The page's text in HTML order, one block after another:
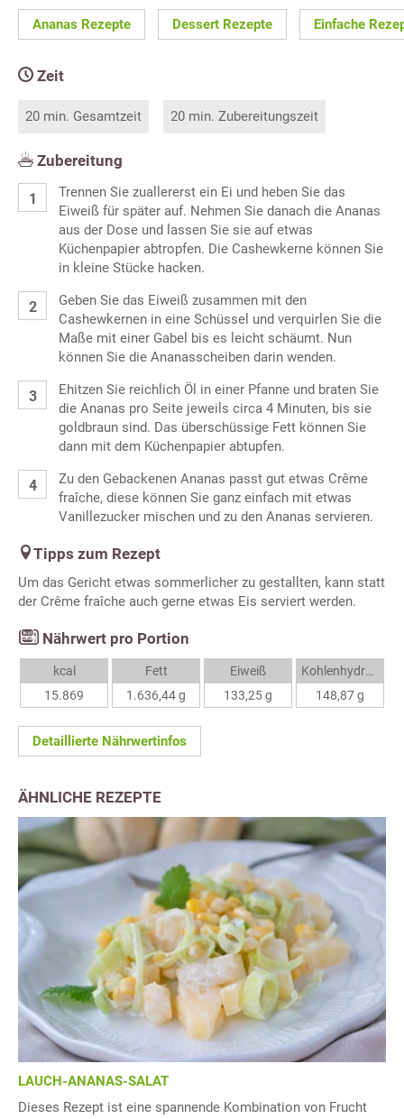
Ananas Rezepte Dessert Rezepte Einfache
Zeit
20 min. Gesamtzeit 20 min. Zubereitungszeit
Zubereitung
Trennen Sie zuallererst ein Ei und heben Sie das
Eiweiß für später auf. Nehmen Sie danach die Ananas
aus der Dose und lassen Sie sie auf etwas
Küchenpapier abtropfen. Die Cashewkerne können Sie
in kleine Stücke hacken.
Geben Sie das Eiweiß zusammen mit den
Cashewkernen in eine Schüssel und verquirlen Sie die
Maße mit einer Gabel bis es leicht schäumt. Nun
können Sie die Ananasscheiben darin wenden.
Ehitzen Sie reichlich Öl in einer Pfanne und braten Sie
die Ananas pro Seite jeweils circa 4 Minuten, bis sie
goldbraun sind. Das überschüssige Fett können Sie
dann mit dem Küchenpapier abtupfen.
Zu den Gebackenen Ananas passt gut etwas Crême
fraîche, diese können Sie ganz einfach mit etwas
Vanillezucker mischen und zu den Ananas servieren.
Tipps zum Rezept
Um das Gericht etwas sommerlicher zu gestallten, kann statt
der Crême fraîche auch gerne etwas Eis serviert werden.
Nährwert pro Portion
kcal
15.869
Fett
1.636,44 g
Eiweiß
133,25 g
Kohlenhydrate
148,87 g
Detaillierte Nährwertinfos
ÄHNLICHE REZEPTE
LAUCH-ANANAS-SALAT
Dieses Rezept ist eine spannende Kombination von Frucht